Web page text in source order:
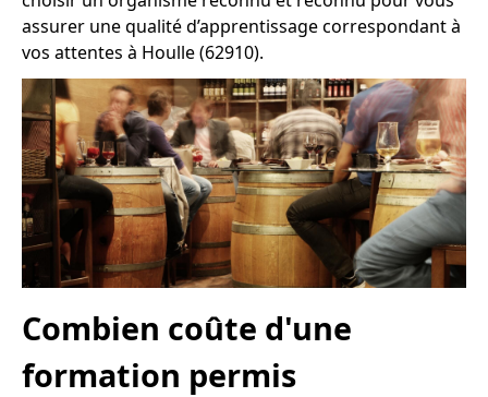
assurer une qualité d’apprentissage correspondant à
vos attentes à Houlle (62910).
Combien coûte d'une
formation permis